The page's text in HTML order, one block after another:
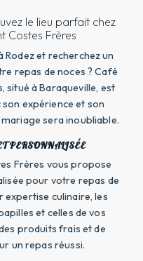
le lieu parfait chez
Costes Frères
et recherchez un
repas de noces ? Café
situé à Baraqueville, est
expérience et son
sera inoubliable.
PERSONNALISÉE
Frères vous propose
pour votre repas de
expertise culinaire, les
et celles de vos
produits frais et de
un repas réussi.